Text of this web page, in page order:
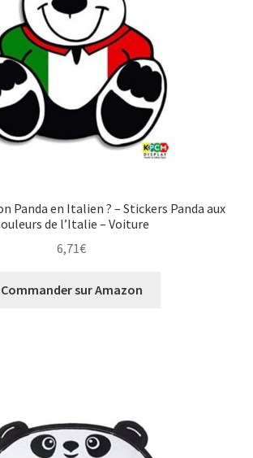
Panda en Italien ? – Stickers Panda aux
de l’Italie – Voiture
6,71€
Commander sur Amazon